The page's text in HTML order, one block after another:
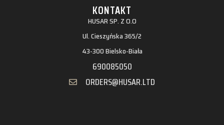
KONTAKT
HUSAR SP. Z O.O
Ul. Cieszyńska 365/2
43-300 Bielsko-Biała
690085050
ORDERS@HUSAR.LTD